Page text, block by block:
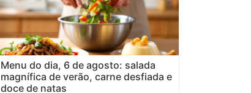
Menu do dia, 6 de agosto: salada
magnífica de verão, carne desfiada e
doce de natas